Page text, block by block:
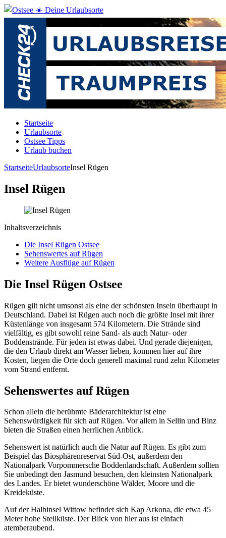
Startseite
Urlaubsorte
Ostsee Tipps
Urlaub buchen
StartseiteUrlaubsorteInsel Rügen
Insel Rügen
Inhaltsverzeichnis
Die Insel Rügen Ostsee
Sehenswertes auf Rügen
Weitere Ausflüge auf Rügen
Die Insel Rügen Ostsee
Rügen gilt nicht umsonst als eine der schönsten Inseln überhaupt in
Deutschland. Dabei ist Rügen auch noch die größte Insel mit ihrer
Küstenlänge von insgesamt 574 Kilometern. Die Strände sind
vielfältig, es gibt sowohl reine Sand- als auch Natur- oder
Boddenstrände. Für jeden ist etwas dabei. Und gerade diejenigen,
die den Urlaub direkt am Wasser lieben, kommen hier auf ihre
Kosten, liegen die Orte doch generell maximal rund zehn Kilometer
vom Strand entfernt.
Sehenswertes auf Rügen
Schon allein die berühmte Bäderarchitektur ist eine
Sehenswürdigkeit für sich auf Rügen. Vor allem in Sellin und Binz
bieten die Straßen einen herrlichen Anblick.
Sehenswert ist natürlich auch die Natur auf Rügen. Es gibt zum
Beispiel das Biosphärenreservat Süd-Ost, außerdem den
Nationalpark Vorpommersche Boddenlandschaft. Außerdem sollten
Sie unbedingt den Jasmund besuchen, den kleinsten Nationalpark
des Landes. Er bietet wunderschöne Wälder, Moore und die
Kreideküste.
Auf der Halbinsel Wittow befindet sich Kap Arkona, die etwa 45
Meter hohe Steilküste. Der Blick von hier aus ist einfach
atemberaubend.